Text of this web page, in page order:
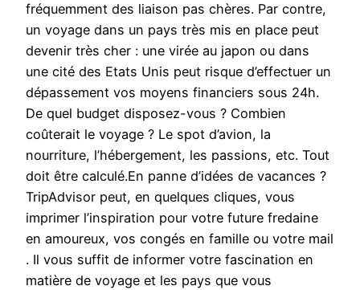
fréquemment des liaison pas chères. Par contre,
un voyage dans un pays très mis en place peut
devenir très cher : une virée au japon ou dans
une cité des Etats Unis peut risque d’effectuer un
dépassement vos moyens financiers sous 24h.
De quel budget disposez-vous ? Combien
coûterait le voyage ? Le spot d’avion, la
nourriture, l’hébergement, les passions, etc. Tout
doit être calculé.En panne d’idées de vacances ?
TripAdvisor peut, en quelques cliques, vous
imprimer l’inspiration pour votre future fredaine
en amoureux, vos congés en famille ou votre mail
. Il vous suffit de informer votre fascination en
matière de voyage et les pays que vous